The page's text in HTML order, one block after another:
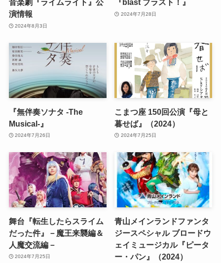
音楽劇『ライムライト』公
演情報
2024年8月3日
『blast ブラスト！』
2024年7月28日
『無伴奏ソナタ -The
Musical-』
2024年7月26日
こまつ座 150回公演『母と
暮せば』（2024）
2024年7月25日
舞台『転生したらスライム
だった件』－魔王来襲編＆
人魔交流編－
2024年7月25日
青山メインランドファンタ
ジースペシャル ブロードウ
ェイミュージカル『ピータ
ー・パン』（2024）